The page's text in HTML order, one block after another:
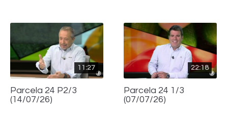
11:27
Parcela 24 P2/3
(14/07/26)
22:18
Parcela 24 1/3
(07/07/26)